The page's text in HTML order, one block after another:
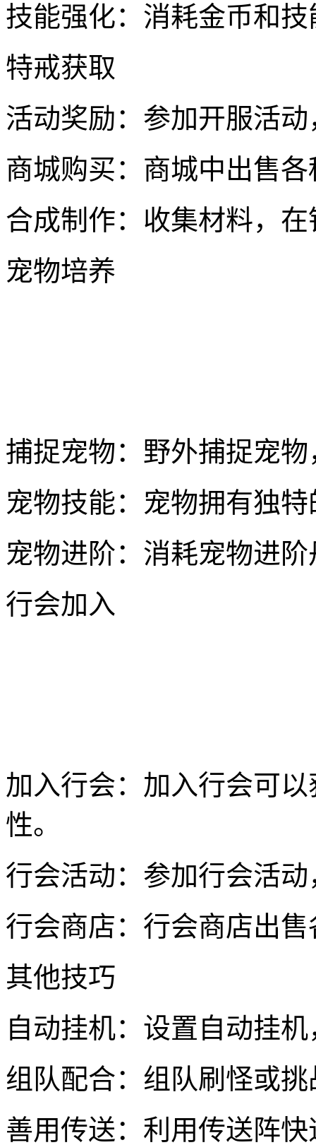
技能强化：消耗金币和
特戒获取
活动奖励：参加开服活
商城购买：商城中出售
合成制作：收集材料，
宠物培养
捕捉宠物：野外捕捉宠
宠物技能：宠物拥有独
宠物进阶：消耗宠物进
行会加入
加入行会：加入行会可
性。
行会活动：参加行会活
行会商店：行会商店出
其他技巧
自动挂机：设置自动挂
组队配合：组队刷怪或
善用传送：利用传送阵